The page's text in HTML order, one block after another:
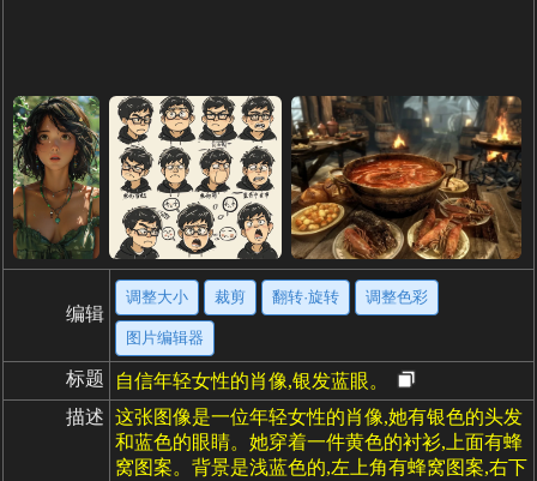
编辑
调整大小 裁剪 翻转·旋转 调整色彩
图片编辑器
标题
自信年轻女性的肖像,银发蓝眼。
描述 这张图像是一位年轻女性的肖像,她有银色的头发
和蓝色的眼睛。她穿着一件黄色的衬衫,上面有蜂
窝图案。背景是浅蓝色的,左上角有蜂窝图案,右下